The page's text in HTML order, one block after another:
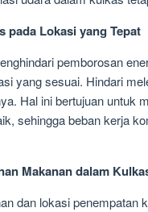
pada Lokasi yang Tepat
pemborosan
yang sesuai. Hindari
Hal ini bertujuan untuk
sehingga beban kerja
Makanan dalam
dan lokasi penempatan